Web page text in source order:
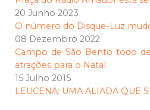
20 Junho 2023
O número do Disque-Luz
08 Dezembro 2022
Campo de São Bento todo
atrações para o Natal
15 Julho 2015
LEUCENA: UMA ALIADA QUE